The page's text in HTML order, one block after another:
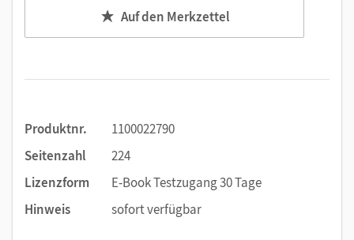
Auf den Merkzettel
Produktnr.
1100022790
Seitenzahl
224
Lizenzform
E-Book Testzugang 30 Tage
Hinweis
sofort verfügbar